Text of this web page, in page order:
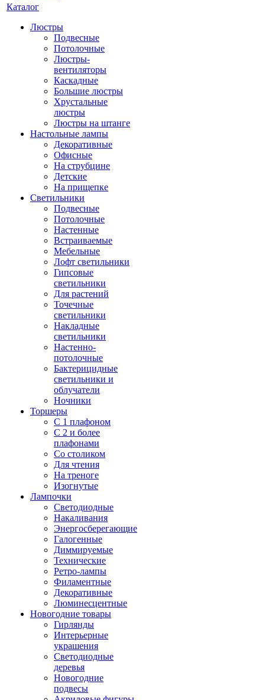
Каталог
Люстры
Подвесные
Потолочные
Люстры-
вентиляторы
Каскадные
Большие люстры
Хрустальные
люстры
Люстры на штанге
Настольные лампы
Декоративные
Офисные
На струбцине
Детские
На прищепке
Светильники
Подвесные
Потолочные
Настенные
Встраиваемые
Мебельные
Лофт светильники
Гипсовые
светильники
Для растений
Точечные
светильники
Накладные
светильники
Настенно-
потолочные
Бактерицидные
светильники и
облучатели
Ночники
Торшеры
С 1 плафоном
С 2 и более
плафонами
Со столиком
Для чтения
На треноге
Изогнутые
Лампочки
Светодиодные
Накаливания
Энергосберегающие
Галогенные
Диммируемые
Технические
Ретро-лампы
Филаментные
Декоративные
Люминесцентные
Новогодние товары
Гирлянды
Интерьерные
украшения
Светодиодные
деревья
Новогодние
подвесы